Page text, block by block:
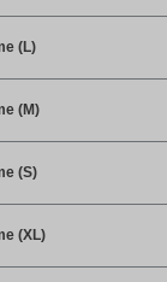
(L)
(M)
(S)
(XL)